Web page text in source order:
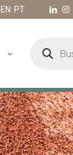
EN PT
productos